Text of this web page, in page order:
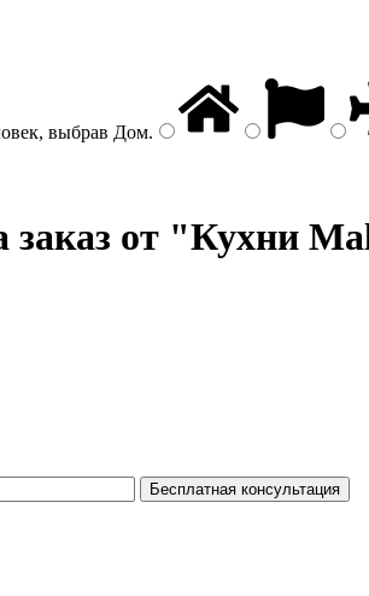
выбрав Дом.
заказ от "Кухни